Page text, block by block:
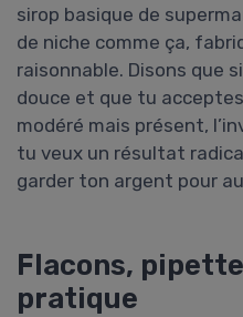
sirop basique de
de niche comme ça,
raisonnable. Disons que
douce et que tu acceptes
modéré mais présent,
tu veux un résultat
garder ton argent pour
Flacons,
pratique